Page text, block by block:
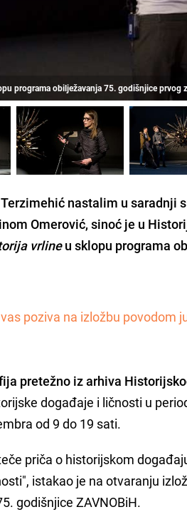
programa obilježavanja 75. godišnjice prvog
nastalim u saradnji
Omerović, sinoć je u
vrlineu sklopu programa
poziva na izložbu povodom
pretežno iz arhiva
događaje i ličnosti u
od 9 do 19 sati.
priča o historijskom
istakao je na otvaranju
godišnjice ZAVNOBiH.